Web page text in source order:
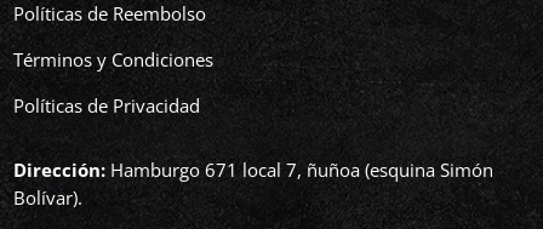
Políticas de Reembolso
Términos y Condiciones
Políticas de Privacidad
Dirección: Hamburgo 671 local 7, ñuñoa (esquina Simón
Bolívar).